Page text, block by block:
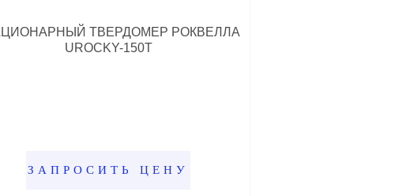
ТВЕРДОМЕР РОКВЕЛЛА
UROCKY-150T
ЗАПРОСИТЬ ЦЕНУ